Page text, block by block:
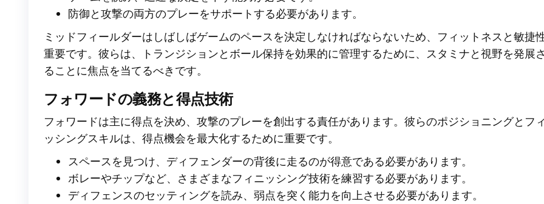
防御と攻撃の両方のプレーをサポートする必要があります。
ミッドフィールダーはしばしばゲームのペースを決定しなければならないため、フィットネスと敏捷
重要です。彼らは、トランジションとボール保持を効果的に管理するために、スタミナと視野を発展
ることに焦点を当てるべきです。
フォワードの義務と得点技術
フォワードは主に得点を決め、攻撃のプレーを創出する責任があります。彼らのポジショニングとフ
ッシングスキルは、得点機会を最大化するために重要です。
スペースを見つけ、ディフェンダーの背後に走るのが得意である必要があります。
ボレーやチップなど、さまざまなフィニッシング技術を練習する必要があります。
ディフェンスのセッティングを読み、弱点を突く能力を向上させる必要があります。